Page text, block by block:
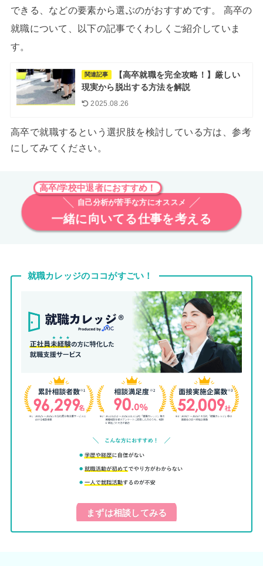
できる、などの要素から選ぶのがおすすめです。 高卒の
就職について、以下の記事でくわしくご紹介していま
す。
関連記事
【高卒就職を完全攻略！】厳しい
現実から脱出する方法を解説
2025.08.26
高卒で就職するという選択肢を検討している方は、参考
にしてみてください。
高卒/学校中退者におすすめ！
自己分析が苦手な方にオススメ
一緒に向いてる仕事を考える
就職カレッジのココがすごい！
まずは相談してみる